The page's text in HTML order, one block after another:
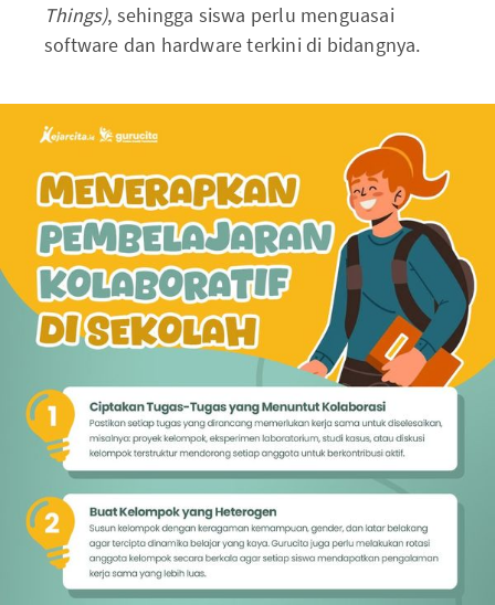
Things), sehingga siswa perlu menguasai
software dan hardware terkini di bidangnya.